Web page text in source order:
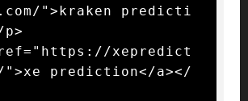
">kraken predicti
xepredict
">xe prediction</a></